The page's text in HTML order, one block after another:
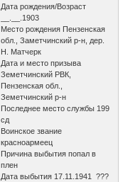
Дата рождения/Возраст
__.__.1903
Место рождения Пензенская
обл., Заметчинский р-н, дер.
Н. Матчерк
Дата и место призыва
Земетчинский РВК,
Пензенская обл.,
Земетчинский р-н
Последнее место службы 199
сд
Воинское звание
красноармеец
Причина выбытия попал в
плен
Дата выбытия 17.11.1941 ???